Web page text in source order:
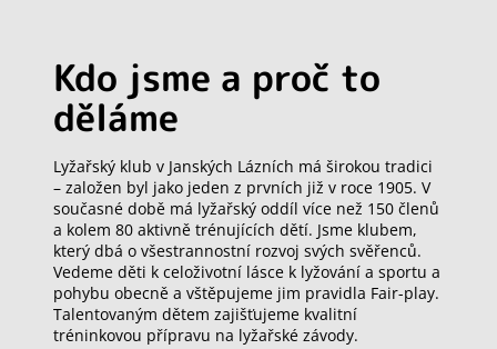
Kdo jsme a proč to
děláme
Lyžařský klub v Janských Lázních má širokou tradici
– založen byl jako jeden z prvních již v roce 1905. V
současné době má lyžařský oddíl více než 150 členů
a kolem 80 aktivně trénujících dětí. Jsme klubem,
který dbá o všestrannostní rozvoj svých svěřenců.
Vedeme děti k celoživotní lásce k lyžování a sportu a
pohybu obecně a vštěpujeme jim pravidla Fair-play.
Talentovaným dětem zajišťujeme kvalitní
tréninkovou přípravu na lyžařské závody.